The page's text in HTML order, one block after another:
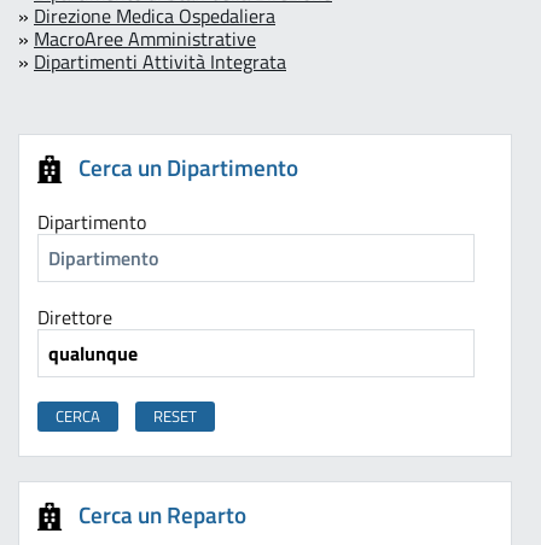
» Direzione Medica Ospedaliera
» MacroAree Amministrative
» Dipartimenti Attività Integrata
Cerca un Dipartimento
Dipartimento
Direttore
Cerca un Reparto